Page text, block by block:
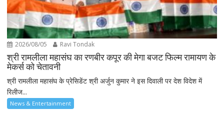
2026/08/05 Ravi Tondak
श्री रामलीला महासंघ का रणबीर कपूर की मेगा बजट फिल्म रामायण के
मेकर्स को चेतावनी
श्री रामलीला महासंघ के प्रेसिडेंट श्री अर्जुन कुमार ने इस दिवाली पर देश विदेश में
रिलीज...
News & Entertainment